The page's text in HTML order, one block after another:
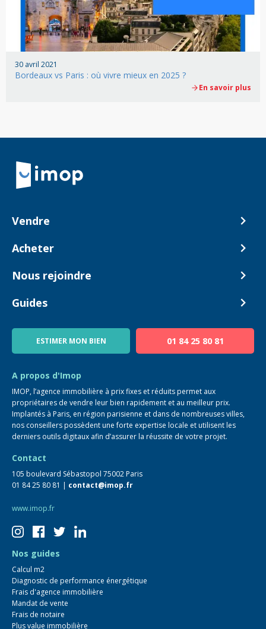
30 avril 2021
Bordeaux vs Paris : où vivre mieux en 2025 ?
En savoir plus
Retour à la navigation principale
Vendre
Comment ça marche ?
Acheter
Biens en vente
Nous rejoindre
Devenir Conseiller
Guides
Blog
Guide immo
ESTIMER MON BIEN 01 84 25 80 81
A propos d'Imop
IMOP, l’agence immobilière à prix fixes et réduits permet aux
propriétaires de vendre leur bien rapidement et au meilleur prix.
Implantés à Paris, en région parisienne et dans de nombreuses villes,
nos conseillers possèdent une forte expertise locale et utilisent les
derniers outils digitaux afin d’assurer la réussite de votre projet.
Contact
105 boulevard Sébastopol 75002 Paris
01 84 25 80 81 | contact@imop.fr
www.imop.fr
Nos guides
Calcul m2
Diagnostic de performance énergétique
Frais d'agence immobilière
Mandat de vente
Frais de notaire
Plus value immobilière